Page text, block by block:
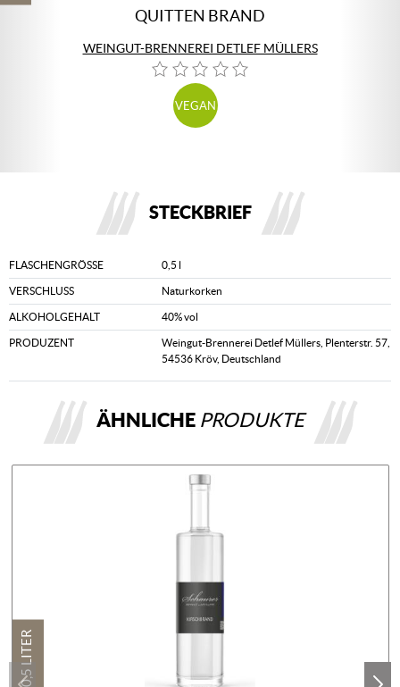
QUITTEN BRAND
WEINGUT-BRENNEREI DETLEF MÜLLERS
VEGAN
STECKBRIEF
FLASCHENGRÖSSE 0,5 l
VERSCHLUSS Naturkorken
ALKOHOLGEHALT 40% vol
PRODUZENT
Weingut-Brennerei Detlef Müllers, Plenterstr. 57,
54536 Kröv, Deutschland
ÄHNLICHE PRODUKTE
0,5 LITER